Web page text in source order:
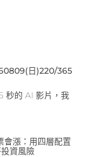
日)220/365
秒的 AI 影片，我
會漲：用四層配置
資風險